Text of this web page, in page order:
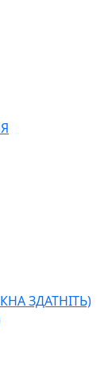
ДОЛОТА
ЗДАТНІТЬ)